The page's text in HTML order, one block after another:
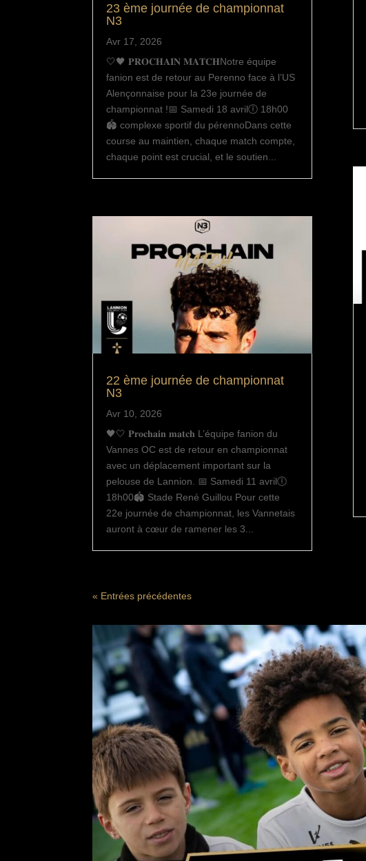
23 ème journée de championnat
N3
Avr 17, 2026
🤍🖤 𝐏𝐑𝐎𝐂𝐇𝐀𝐈𝐍 𝐌𝐀𝐓𝐂𝐇Notre équipe
fanion est de retour au Perenno face à l’US
Alençonnaise pour la 23e journée de
championnat !📅 Samedi 18 avril🕕 18h00
🏟 complexe sportif du pérennoDans cette
course au maintien, chaque match compte,
chaque point est crucial, et le soutien...
22 ème journée de championnat
N3
Avr 10, 2026
🖤🤍 𝐏𝐫𝐨𝐜𝐡𝐚𝐢𝐧 𝐦𝐚𝐭𝐜𝐡 L’équipe fanion du
Vannes OC est de retour en championnat
avec un déplacement important sur la
pelouse de Lannion. 📅 Samedi 11 avril🕕
18h00🏟 Stade René Guillou Pour cette
22e journée de championnat, les Vannetais
auront à cœur de ramener les 3...
« Entrées précédentes